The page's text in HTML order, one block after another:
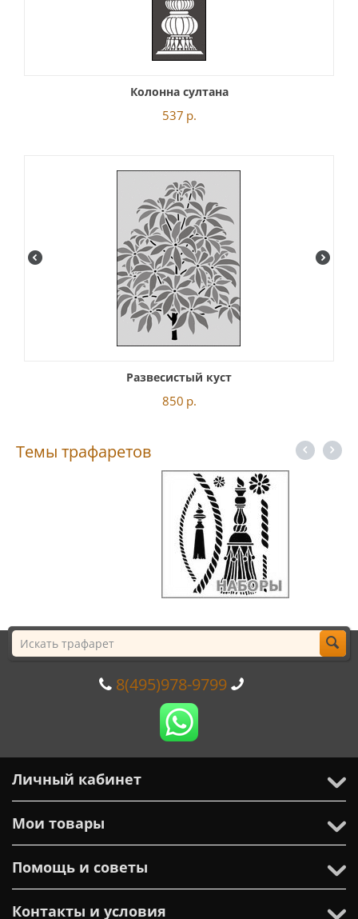
Колонна султана
537 р.
Развесистый куст
850 р.
Темы трафаретов
8(495)978-9799
Личный кабинет
Мои товары
Помощь и советы
Контакты и условия